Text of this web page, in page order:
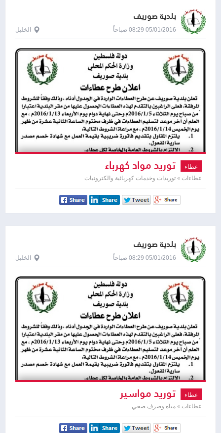
بلدية صوريف
05/01/2016 08:29 صباحاً الخليل
عطاء توريد مواد كهرباء
عطاءات » توريدات وخدمات كهربائية والكترونيات
بلدية صوريف
05/01/2016 08:29 صباحاً الخليل
عطاء توريد مواسير
عطاءات » مياه وصرف صحي